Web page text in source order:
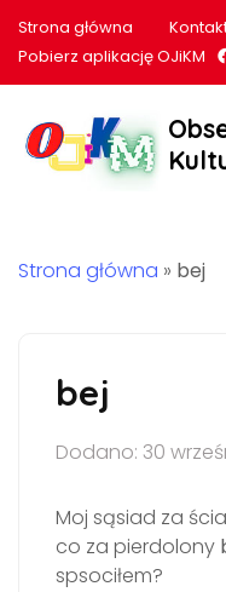
Strona główna
Pobierz aplikację OJiKM
Strona główna » bej
bej
Dodano: 30
Moj sąsiad za
co za pierdolony
spsociłem?